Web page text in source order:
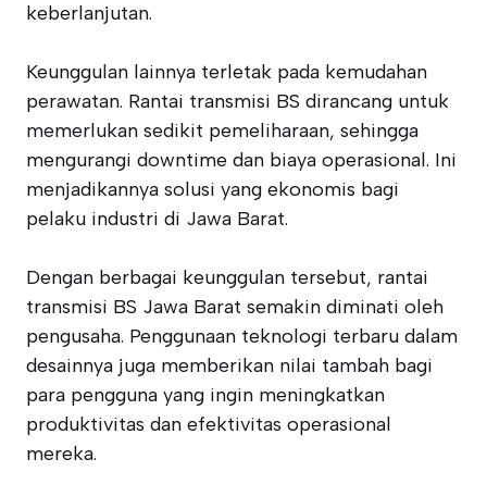
keberlanjutan.
Keunggulan lainnya terletak pada kemudahan
perawatan. Rantai transmisi BS dirancang untuk
memerlukan sedikit pemeliharaan, sehingga
mengurangi downtime dan biaya operasional. Ini
menjadikannya solusi yang ekonomis bagi
pelaku industri di Jawa Barat.
Dengan berbagai keunggulan tersebut, rantai
transmisi BS Jawa Barat semakin diminati oleh
pengusaha. Penggunaan teknologi terbaru dalam
desainnya juga memberikan nilai tambah bagi
para pengguna yang ingin meningkatkan
produktivitas dan efektivitas operasional
mereka.